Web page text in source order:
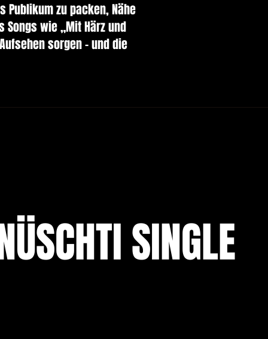
zu packen, Nähe
Songs wie „Mit Härz und
sorgen – und die
SINGLE